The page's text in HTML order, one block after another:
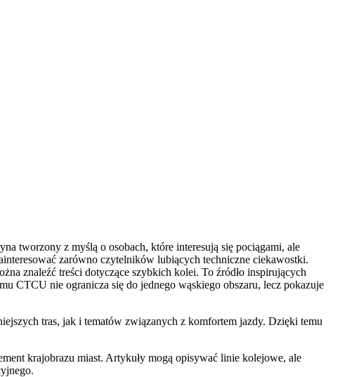
tworzony z myślą o osobach, które interesują się pociągami, ale
zarówno czytelników lubiących techniczne ciekawostki.
znaleźć treści dotyczące szybkich kolei. To źródło inspirujących
CTCU nie ogranicza się do jednego wąskiego obszaru, lecz pokazuje
tras, jak i tematów związanych z komfortem jazdy. Dzięki temu
krajobrazu miast. Artykuły mogą opisywać linie kolejowe, ale